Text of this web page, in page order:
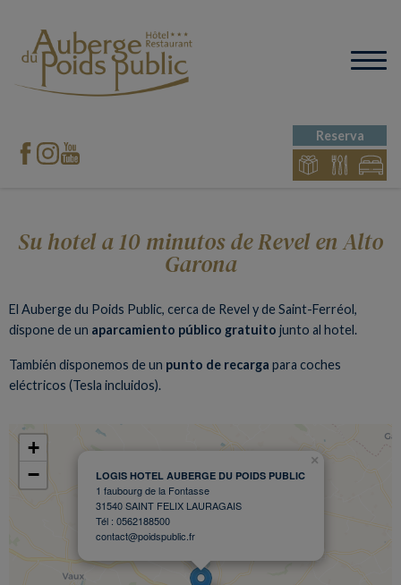
Reserva
Su hotel a 10 minutos de Revel en Alto
Garona
El Auberge du Poids Public, cerca de Revel y de Saint-Ferréol,
dispone de un aparcamiento público gratuito junto al hotel.
También disponemos de un punto de recarga para coches
eléctricos (Tesla incluidos).
LOGIS HOTEL AUBERGE DU POIDS PUBLIC
1 faubourg de la Fontasse
31540 SAINT FELIX LAURAGAIS
Tél : 0562188500
contact@poidspublic.fr
×
+
−